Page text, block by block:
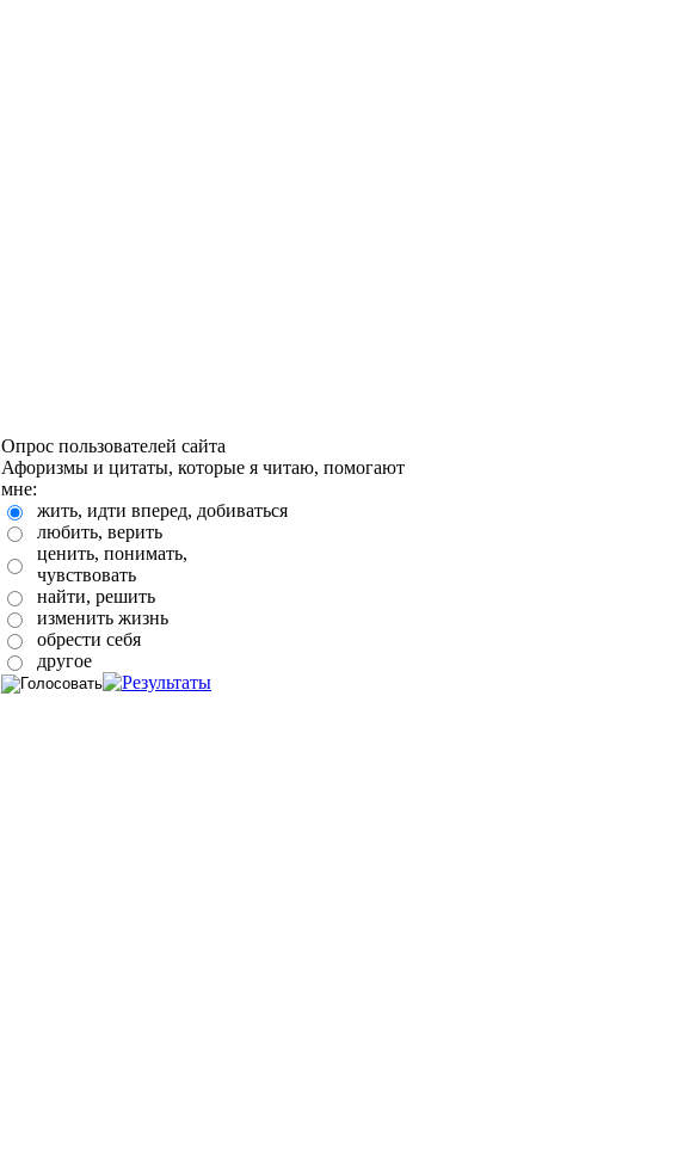
Опрос пользователей сайта
Афоризмы и цитаты, которые я читаю, помогают
мне:
жить, идти вперед, добиваться
любить, верить
ценить, понимать,
чувствовать
найти, решить
изменить жизнь
обрести себя
другое